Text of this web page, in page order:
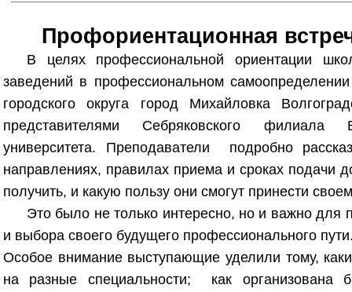
Профориентационная
В целях профессиональной ориентации
заведений в профессиональном
городского округа город Михайловка
представителями Себряковского филиала
университета. Преподаватели подробно
направлениях, правилах приема и сроках подачи
получить, и какую пользу они смогут принести
Это было не только интересно, но и важно для
и выбора своего будущего профессионального
Особое внимание выступающие уделили тому,
на разные специальности; как организована